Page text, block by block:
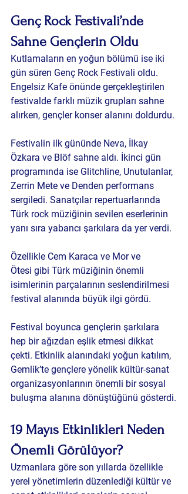
Genç Rock Festivali’nde
Sahne Gençlerin Oldu
Kutlamaların en yoğun bölümü ise iki
gün süren Genç Rock Festivali oldu.
Engelsiz Kafe önünde gerçekleştirilen
festivalde farklı müzik grupları sahne
alırken, gençler konser alanını doldurdu.
Festivalin ilk gününde Neva, İlkay
Özkara ve Blöf sahne aldı. İkinci gün
programında ise Glitchline, Unutulanlar,
Zerrin Mete ve Denden performans
sergiledi. Sanatçılar repertuarlarında
Türk rock müziğinin sevilen eserlerinin
yanı sıra yabancı şarkılara da yer verdi.
Özellikle Cem Karaca ve Mor ve
Ötesi gibi Türk müziğinin önemli
isimlerinin parçalarının seslendirilmesi
festival alanında büyük ilgi gördü.
Festival boyunca gençlerin şarkılara
hep bir ağızdan eşlik etmesi dikkat
çekti. Etkinlik alanındaki yoğun katılım,
Gemlik’te gençlere yönelik kültür-sanat
organizasyonlarının önemli bir sosyal
buluşma alanına dönüştüğünü gösterdi.
19 Mayıs Etkinlikleri Neden
Önemli Görülüyor?
Uzmanlara göre son yıllarda özellikle
yerel yönetimlerin düzenlediği kültür ve